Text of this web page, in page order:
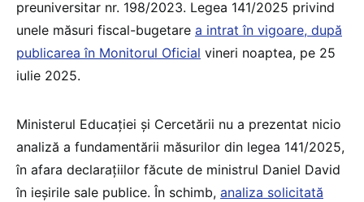
preuniversitar nr. 198/2023. Legea 141/2025 privind
unele măsuri fiscal-bugetare a intrat în vigoare, după
publicarea în Monitorul Oficial vineri noaptea, pe 25
iulie 2025.
Ministerul Educației și Cercetării nu a prezentat nicio
analiză a fundamentării măsurilor din legea 141/2025,
în afara declarațiilor făcute de ministrul Daniel David
în ieșirile sale publice. În schimb, analiza solicitată